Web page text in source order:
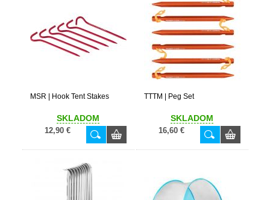
MSR | Hook Tent Stakes
SKLADOM
12,90 €
TTTM | Peg Set
SKLADOM
16,60 €